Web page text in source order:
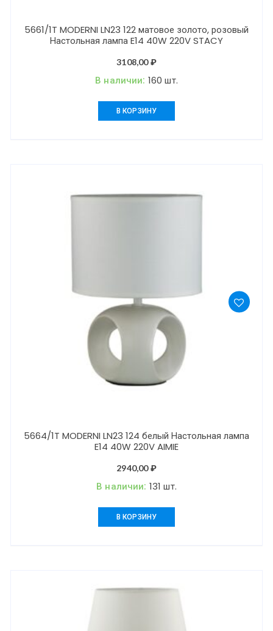
5661/1T MODERNI LN23 122 матовое золото, розовый
Настольная лампа E14 40W 220V STACY
3108,00₽
В наличии: 160 шт.
В КОРЗИНУ
5664/1T MODERNI LN23 124 белый Настольная лампа
E14 40W 220V AIMIE
2940,00₽
В наличии: 131 шт.
В КОРЗИНУ